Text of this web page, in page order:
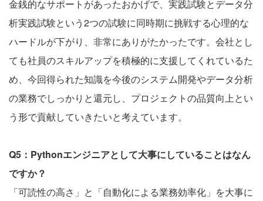
金銭的なサポートがあったおかげで、実践試験とデータ分
析実践試験という2つの試験に同時期に挑戦する心理的な
ハードルが下がり、非常にありがたかったです。会社とし
ても社員のスキルアップを積極的に支援してくれているた
め、今回得られた知識を今後のシステム開発やデータ分析
の業務でしっかりと還元し、プロジェクトの品質向上とい
う形で貢献していきたいと考えています。
Q5：Pythonエンジニアとして大事にしていることはなん
ですか？
「可読性の高さ」と「自動化による業務効率化」を大事に